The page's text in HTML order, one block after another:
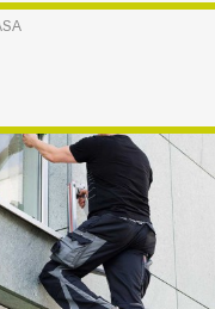
della prima.